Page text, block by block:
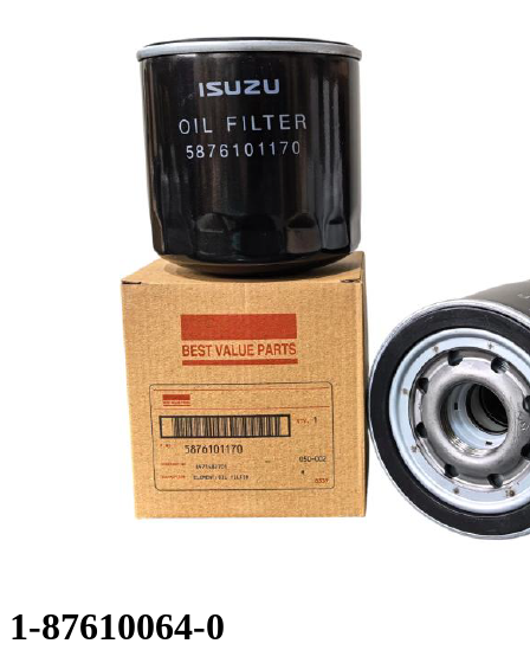
1-87610064-0